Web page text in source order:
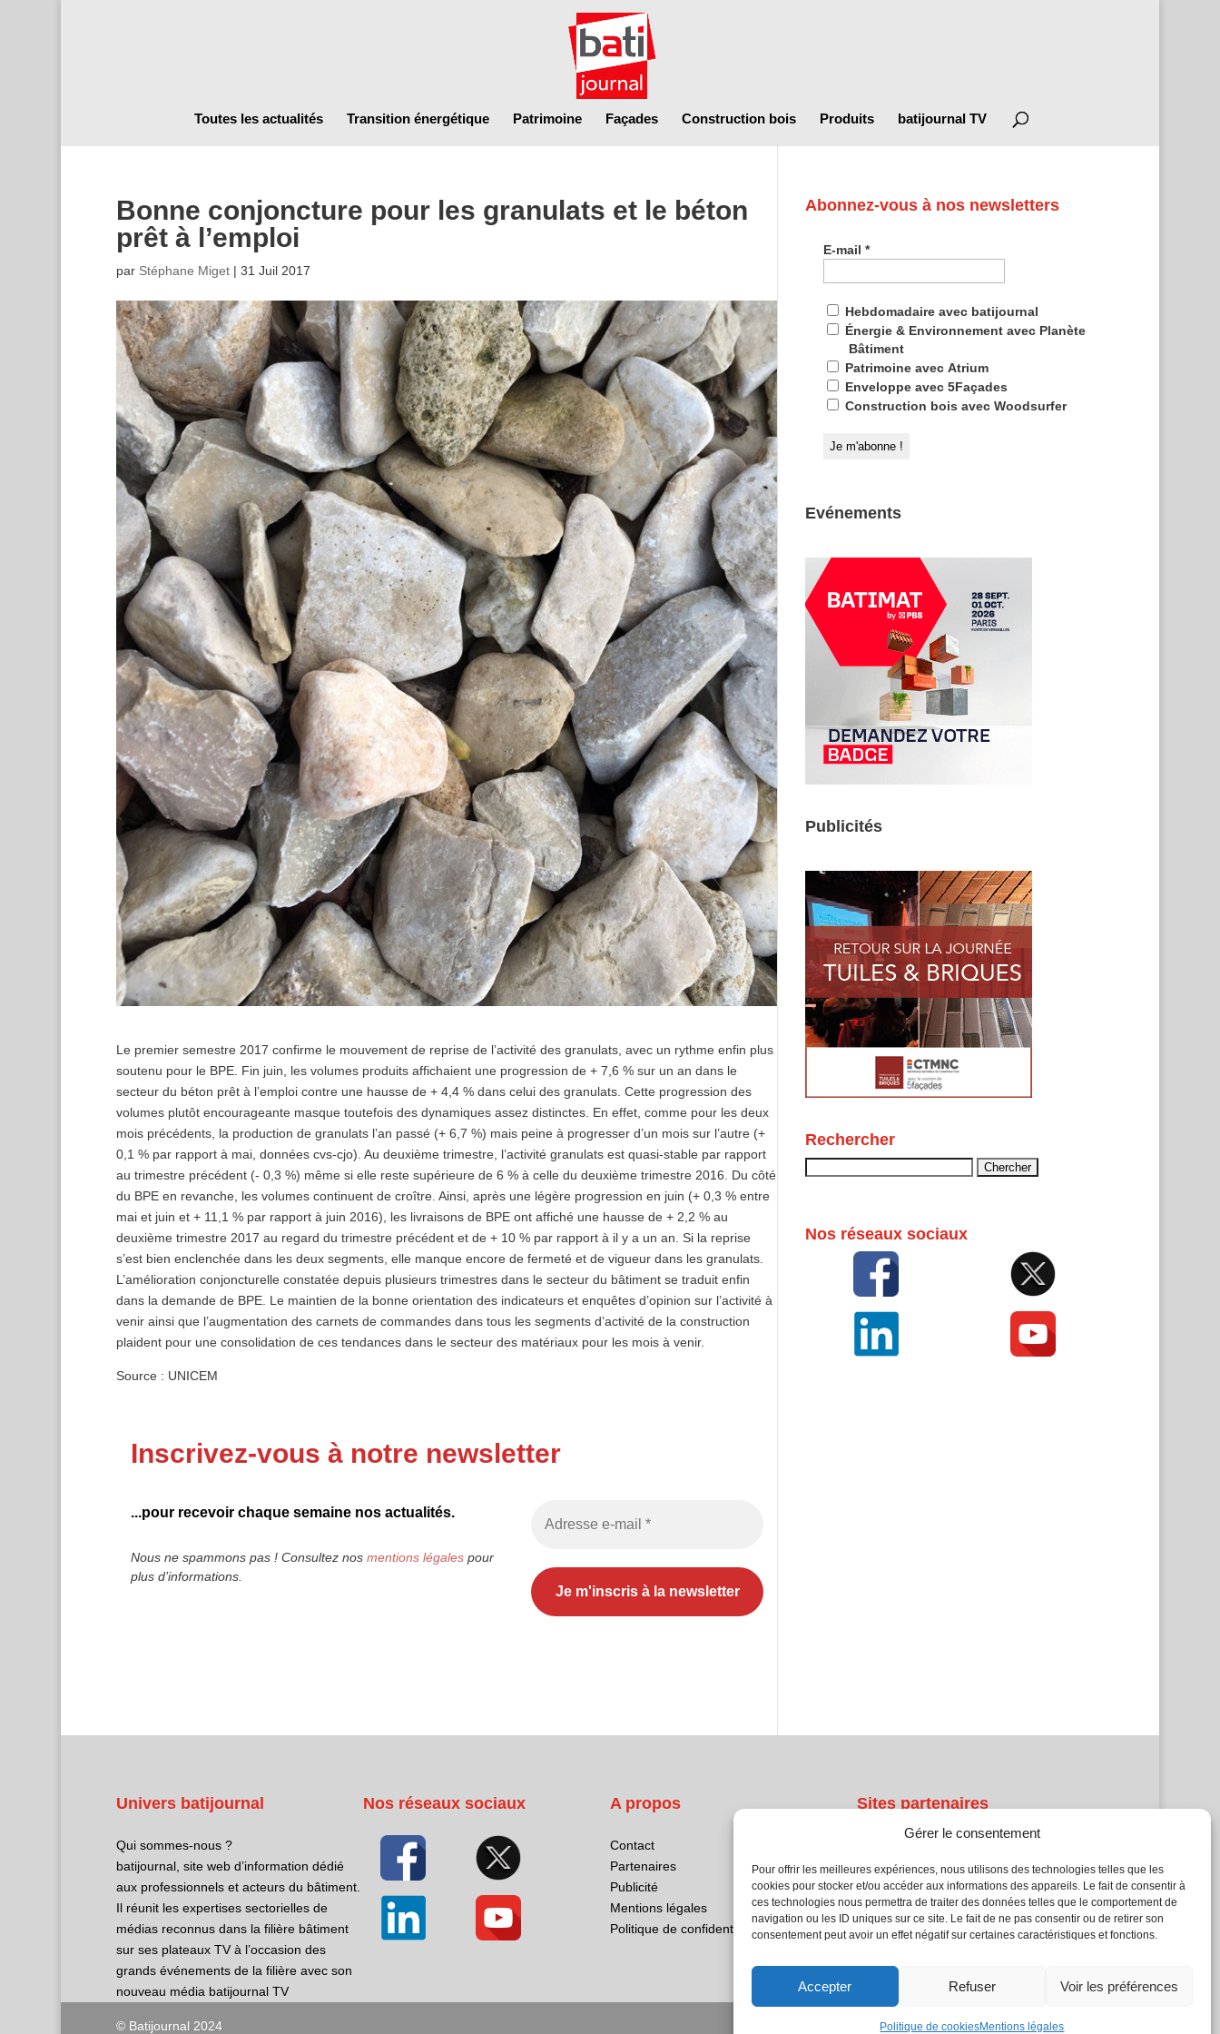
Gérer le consentement
Pour offrir les meilleures expériences, nous utilisons des technologies telles que les
cookies pour stocker et/ou accéder aux informations des appareils. Le fait de consentir à
ces technologies nous permettra de traiter des données telles que le comportement de
navigation ou les ID uniques sur ce site. Le fait de ne pas consentir ou de retirer son
consentement peut avoir un effet négatif sur certaines caractéristiques et fonctions.
Accepter Refuser Voir les préférences
Politique de cookiesMentions légales
Toutes les actualités Transition énergétique Patrimoine Façades Construction bois Produits batijournal TV
Bonne conjoncture pour les granulats et le béton
prêt à l’emploi
par Stéphane Miget| 31 Juil 2017
Le premier semestre 2017 confirme le mouvement de reprise de l’activité des granulats, avec un rythme enfin plus
soutenu pour le BPE. Fin juin, les volumes produits affichaient une progression de + 7,6 % sur un an dans le
secteur du béton prêt à l’emploi contre une hausse de + 4,4 % dans celui des granulats. Cette progression des
volumes plutôt encourageante masque toutefois des dynamiques assez distinctes. En effet, comme pour les deux
mois précédents, la production de granulats l’an passé (+ 6,7 %) mais peine à progresser d’un mois sur l’autre (+
0,1 % par rapport à mai, données cvs-cjo). Au deuxième trimestre, l’activité granulats est quasi-stable par rapport
au trimestre précédent (- 0,3 %) même si elle reste supérieure de 6 % à celle du deuxième trimestre 2016. Du côté
du BPE en revanche, les volumes continuent de croître. Ainsi, après une légère progression en juin (+ 0,3 % entre
mai et juin et + 11,1 % par rapport à juin 2016), les livraisons de BPE ont affiché une hausse de + 2,2 % au
deuxième trimestre 2017 au regard du trimestre précédent et de + 10 % par rapport à il y a un an. Si la reprise
s’est bien enclenchée dans les deux segments, elle manque encore de fermeté et de vigueur dans les granulats.
L’amélioration conjoncturelle constatée depuis plusieurs trimestres dans le secteur du bâtiment se traduit enfin
dans la demande de BPE. Le maintien de la bonne orientation des indicateurs et enquêtes d’opinion sur l’activité à
venir ainsi que l’augmentation des carnets de commandes dans tous les segments d’activité de la construction
plaident pour une consolidation de ces tendances dans le secteur des matériaux pour les mois à venir.
Source : UNICEM
Inscrivez-vous à notre newsletter
...pour recevoir chaque semaine nos actualités.
Nous ne spammons pas ! Consultez nos mentions légalespour
plus d’informations.
Abonnez-vous à nos newsletters
E-mail*
Hebdomadaire avec batijournal
Énergie & Environnement avec Planète
Bâtiment
Patrimoine avec Atrium
Enveloppe avec 5Façades
Construction bois avec Woodsurfer
Evénements
Publicités
Rechercher
Nos réseaux sociaux
Univers batijournal
Qui sommes-nous ?
batijournal, site web d’information dédié
aux professionnels et acteurs du bâtiment.
Il réunit les expertises sectorielles de
médias reconnus dans la filière bâtiment
sur ses plateaux TV à l’occasion des
grands événements de la filière avec son
nouveau média batijournal TV
Nos réseaux sociaux A propos
Contact
Partenaires
Publicité
Mentions légales
Politique de confidentialité
Sites partenaires
Atrium Patrimoine
Kiosque 21
L'Atelier Bois
Planète Bâtiment
batijournal TV
© Batijournal 2024